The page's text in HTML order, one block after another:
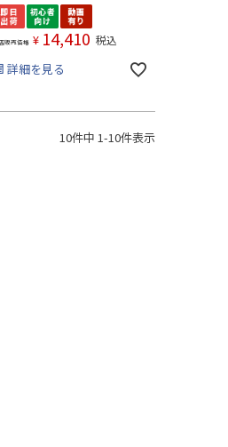
販売価格 ¥ 14,410 税込
詳細を見る
10件中 1-10件表示